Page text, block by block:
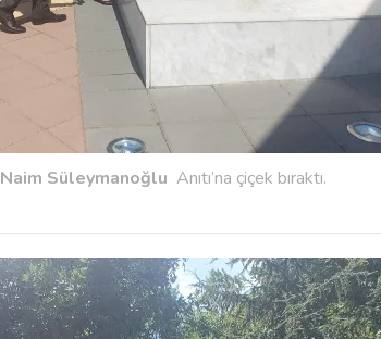
Naim Süleymanoğlu Anıtı’na çiçek bıraktı.